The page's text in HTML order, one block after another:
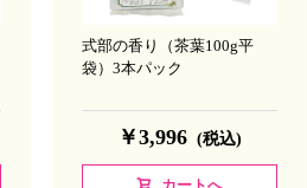
式部の香り（茶葉100g平
袋）3本パック
￥3,996 (税込)